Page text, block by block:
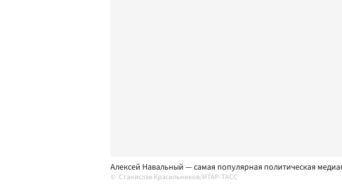
Алексей Навальный — самая популярная политическая
Станислав Красильников/ИТАР-ТАСС